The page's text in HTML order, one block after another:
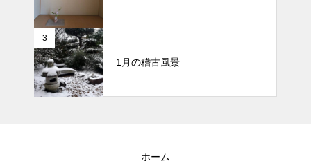
3
1月の稽古風景
ホーム